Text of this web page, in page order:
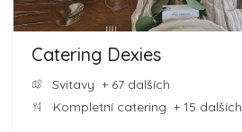
Catering Dexies
Svitavy + 67 dalších
Kompletní catering + 15 dalších